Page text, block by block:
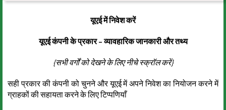
यूएई में निवेश करें
यूएई कंपनी के प्रकार – व्यावहारिक जानकारी और तथ्य
{सभी वर्गों को देखने के लिए नीचे स्क्रॉल करें}
सही प्रकार की कंपनी को चुनने और यूएई में अपने निवेश का नियोजन करने में
ग्राहकों की सहायता करने के लिए टिप्पणियाँ